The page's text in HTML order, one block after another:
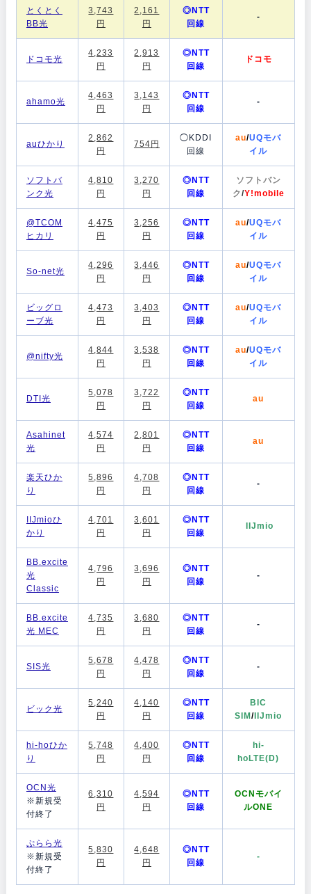
とくとく
BB光
3,743
円
2,161
円
◎NTT
回線
-
ドコモ光
4,233
円
2,913
円
◎NTT
回線
ドコモ
ahamo光
4,463
円
3,143
円
◎NTT
回線
-
auひかり
2,862
円
754円
◯KDDI
回線
au/UQモバ
イル
ソフトバ
ンク光
4,810
円
3,270
円
◎NTT
回線
ソフトバン
ク/Y!mobile
@TCOM
ヒカリ
4,475
円
3,256
円
◎NTT
回線
au/UQモバ
イル
So-net光
4,296
円
3,446
円
◎NTT
回線
au/UQモバ
イル
ビッグロ
ーブ光
4,473
円
3,403
円
◎NTT
回線
au/UQモバ
イル
@nifty光
4,844
円
3,538
円
◎NTT
回線
au/UQモバ
イル
DTI光
5,078
円
3,722
円
◎NTT
回線
au
Asahinet
光
4,574
円
2,801
円
◎NTT
回線
au
楽天ひか
り
5,896
円
4,708
円
◎NTT
回線
-
IIJmioひ
かり
4,701
円
3,601
円
◎NTT
回線
IIJmio
BB.excite
光
Classic
4,796
円
3,696
円
◎NTT
回線
-
BB.excite
光 MEC
4,735
円
3,680
円
◎NTT
回線
-
SIS光
5,678
円
4,478
円
◎NTT
回線
-
ビック光
5,240
円
4,140
円
◎NTT
回線
BIC
SIM/ IIJmio
hi-hoひか
り
5,748
円
4,400
円
◎NTT
回線
hi-
hoLTE(D)
OCN光
※新規受
付終了
6,310
円
4,594
円
◎NTT
回線
OCNモバイ
ルONE
ぷらら光
※新規受
付終了
5,830
円
4,648
円
◎NTT
回線
-